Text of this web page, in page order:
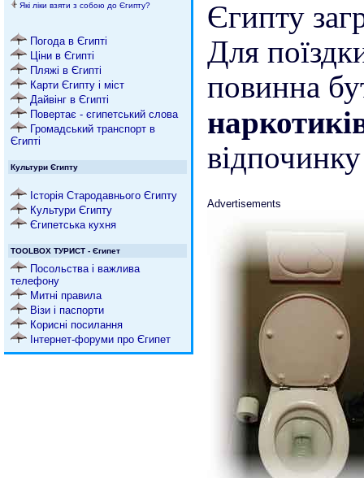
Які ліки взяти з собою до Єгипту?
Погода в Єгипті
Ціни в Єгипті
Пляжі в Єгипті
Карти Єгипту і міст
Дайвінг в Єгипті
Повертає - єгипетський слова
Громадський транспорт в
Єгипті
Культури Єгипту
Історія Стародавнього Єгипту
Культури Єгипту
Єгипетська кухня
TOOLBOX ТУРИСТ - Єгипет
Посольства і важлива
телефону
Митні правила
Візи і паспорти
Корисні посилання
Інтернет-форуми про Єгипет
Єгипту
Для
повинна
Advertisements